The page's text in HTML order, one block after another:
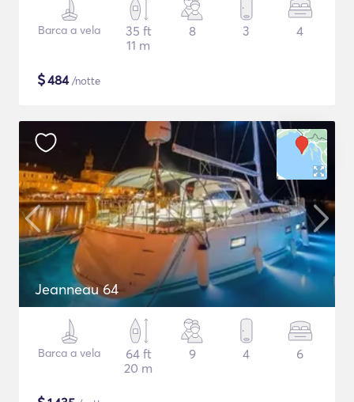
Barca a vela
35 ft
11 m
8 3 4
$484/notte
Jeanneau 64
Barca a vela
64 ft
20 m
9 4 6